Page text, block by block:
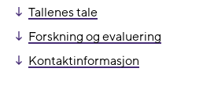
Tallenes tale
Forskning og evaluering
Kontaktinformasjon